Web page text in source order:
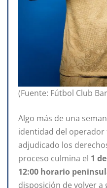
(Fuente: Fútbol Club
Algo más de una
identidad del operador
adjudicado los
proceso culmina el 1
12:00 horario
disposición de volver a